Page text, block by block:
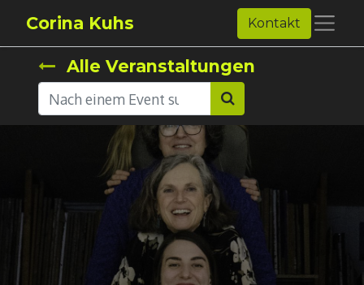
Corina Kuhs Kontakt
Alle Veranstaltungen